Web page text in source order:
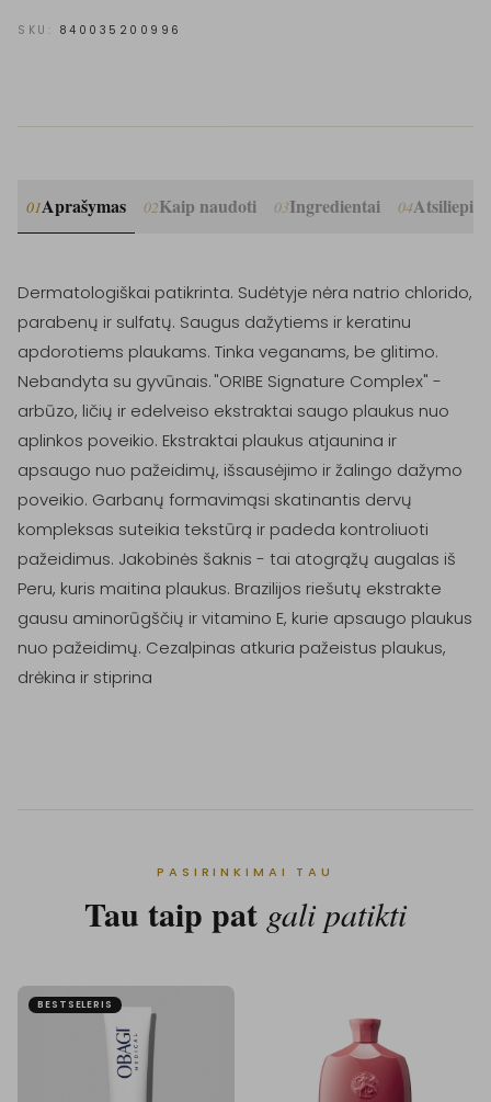
SKU: 840035200996
01Aprašymas 02Kaip naudoti 03Ingredientai 04
Dermatologiškai patikrinta. Sudėtyje nėra natrio chlorido,
parabenų ir sulfatų. Saugus dažytiems ir keratinu
apdorotiems plaukams. Tinka veganams, be glitimo.
Nebandyta su gyvūnais. "ORIBE Signature Complex" -
arbūzo, ličių ir edelveiso ekstraktai saugo plaukus nuo
aplinkos poveikio. Ekstraktai plaukus atjaunina ir
apsaugo nuo pažeidimų, išsausėjimo ir žalingo dažymo
poveikio. Garbanų formavimąsi skatinantis dervų
kompleksas suteikia tekstūrą ir padeda kontroliuoti
pažeidimus. Jakobinės šaknis - tai atogrąžų augalas iš
Peru, kuris maitina plaukus. Brazilijos riešutų ekstrakte
gausu aminorūgščių ir vitamino E, kurie apsaugo plaukus
nuo pažeidimų. Cezalpinas atkuria pažeistus plaukus,
drėkina ir stiprina
PASIRINKIMAI TAU
Tau taip pat gali patikti
BESTSELERIS